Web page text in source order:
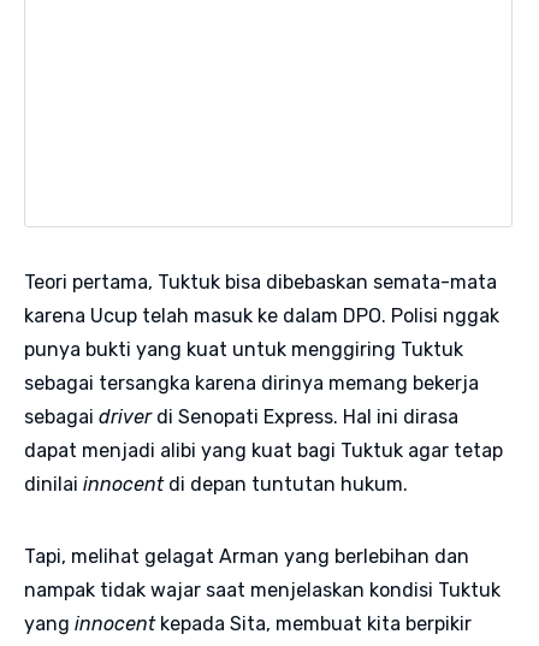
Teori pertama, Tuktuk bisa dibebaskan semata-mata
karena Ucup telah masuk ke dalam DPO. Polisi nggak
punya bukti yang kuat untuk menggiring Tuktuk
sebagai tersangka karena dirinya memang bekerja
sebagai driverdi Senopati Express. Hal ini dirasa
dapat menjadi alibi yang kuat bagi Tuktuk agar tetap
dinilai innocentdi depan tuntutan hukum.
Tapi, melihat gelagat Arman yang berlebihan dan
nampak tidak wajar saat menjelaskan kondisi Tuktuk
yang innocentkepada Sita, membuat kita berpikir